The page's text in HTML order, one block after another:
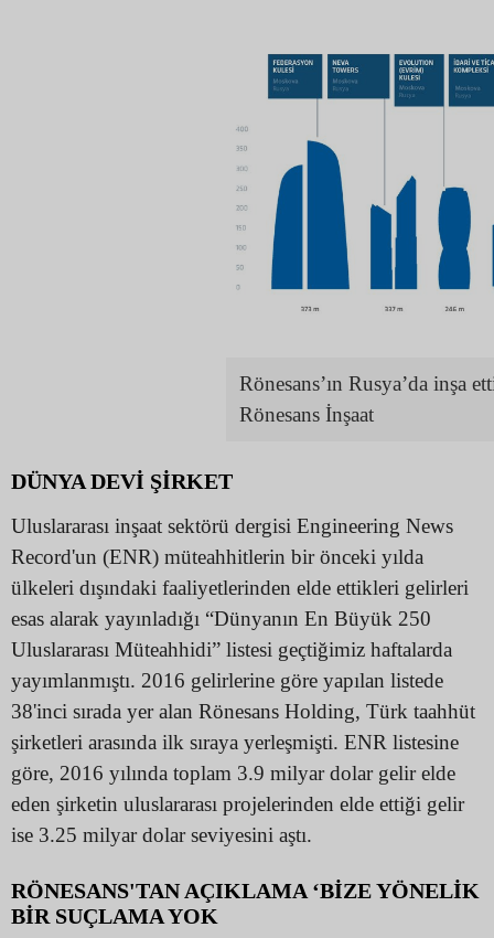
Rönesans’ın Rusya’da inşa
Rönesans İnşaat
DÜNYA DEVİ ŞİRKET
Uluslararası inşaat sektörü dergisi Engineering News
Record'un (ENR) müteahhitlerin bir önceki yılda
ülkeleri dışındaki faaliyetlerinden elde ettikleri gelirleri
esas alarak yayınladığı “Dünyanın En Büyük 250
Uluslararası Müteahhidi” listesi geçtiğimiz haftalarda
yayımlanmıştı. 2016 gelirlerine göre yapılan listede
38'inci sırada yer alan Rönesans Holding, Türk taahhüt
şirketleri arasında ilk sıraya yerleşmişti. ENR listesine
göre, 2016 yılında toplam 3.9 milyar dolar gelir elde
eden şirketin uluslararası projelerinden elde ettiği gelir
ise 3.25 milyar dolar seviyesini aştı.
RÖNESANS'TAN AÇIKLAMA ‘BİZE YÖNELİK
BİR SUÇLAMA YOK